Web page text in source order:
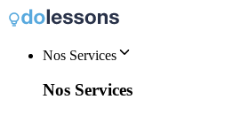
Nos Services
Nos Services